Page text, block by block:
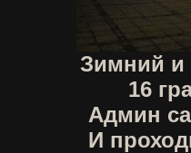
Зимний и
16
Админ
И